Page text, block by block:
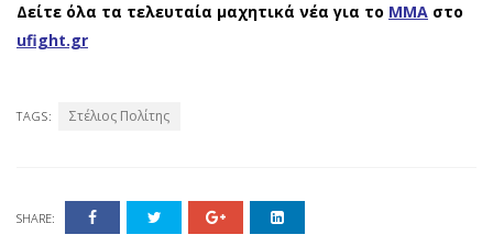
Δείτε όλα τα τελευταία μαχητικά νέα για το ΜΜΑ στο
ufight.gr
TAGS: Στέλιος Πολίτης
SHARE: